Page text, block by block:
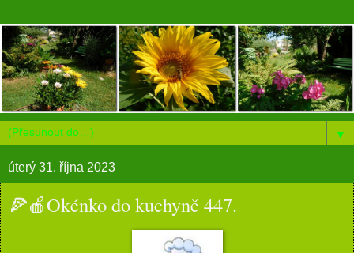
▼
úterý 31. října 2023
🍕🍎Okénko do kuchyně 447.